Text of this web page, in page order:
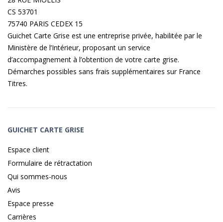
CS 53701
75740 PARIS CEDEX 15
Guichet Carte Grise est une entreprise privée, habilitée par le
Ministère de l’Intérieur, proposant un service
d’accompagnement à l’obtention de votre carte grise.
Démarches possibles sans frais supplémentaires sur France
Titres.
GUICHET CARTE GRISE
Espace client
Formulaire de rétractation
Qui sommes-nous
Avis
Espace presse
Carrières